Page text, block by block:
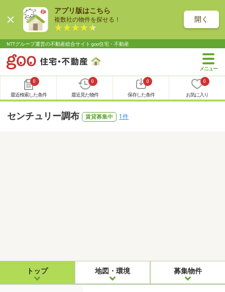
アプリ版はこちら
複数社の物件を探せる！ 開く
NTTグループ運営の不動産総合サイト goo住宅・不動産
0
最近検索した条件
0
最近見た物件
0
保存した条件
0
お気に入り
センチュリー調布 賃貸募集中 1件
トップ 地図・環境 募集物件